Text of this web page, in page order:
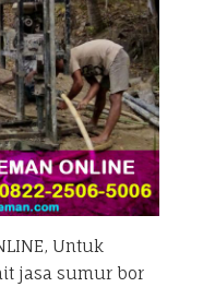
Untuk
jasa sumur bor